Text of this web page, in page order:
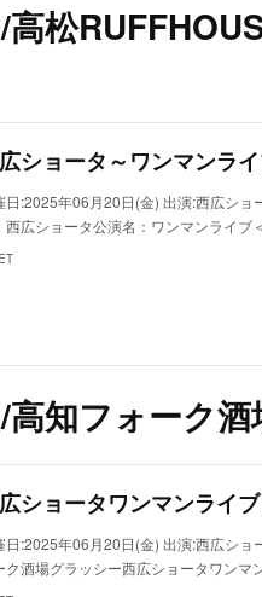
松
ショータ～ワンマンラ
日:2025年06月20日(金) 出演:西広シ
西広ショータ公演名：ワンマンライ
知フォーク
ショータワンマンライ
日:2025年06月20日(金) 出演:西広シ
ク酒場グラッシー西広ショータワン